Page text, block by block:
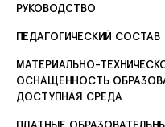
РУКОВОДСТВО
ПЕДАГОГИЧЕСКИЙ СОСТАВ
МАТЕРИАЛЬНО-
ОСНАЩЕННОСТЬ
ДОСТУПНАЯ СРЕДА
ПЛАТНЫЕ